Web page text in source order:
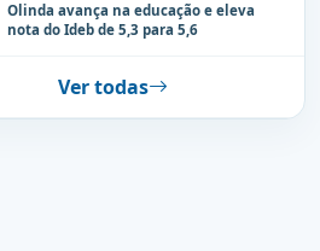
Olinda avança na educação e eleva
nota do Ideb de 5,3 para 5,6
Ver todas